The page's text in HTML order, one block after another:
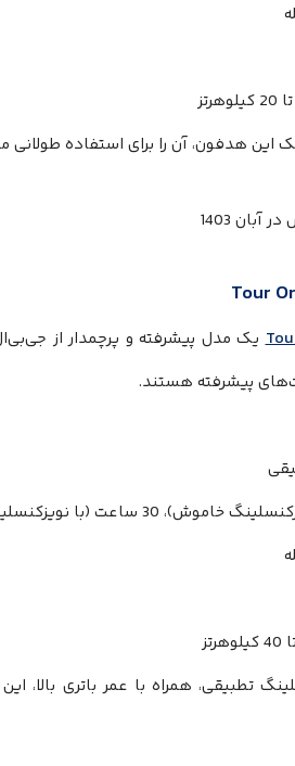
این هدفون، آن را برای استفاده
یک مدل پیشرفته و پرچمدار از
پیشرفته هستند.
تطبیقی، همراه با عمر باتری بالا،